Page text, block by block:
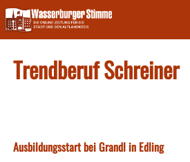
Skip
to
content
Trendberuf Schreiner
Ausbildungsstart bei Grandl in Edling